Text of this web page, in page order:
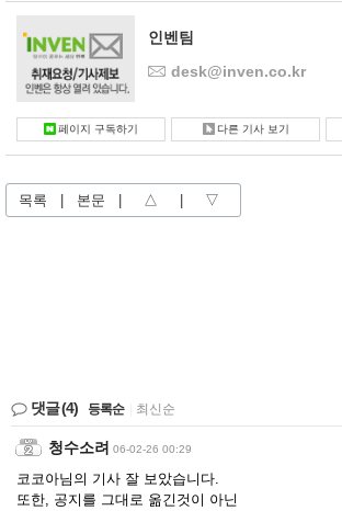
인벤팀
desk@inven.co.kr
페이지 구독하기 다른 기사 보기
목록 본문 △ ▽
댓글(4) 등록순 최신순
청수소려 06-02-26 00:29
코코아님의 기사 잘 보았습니다.
또한, 공지를 그대로 옮긴것이 아닌